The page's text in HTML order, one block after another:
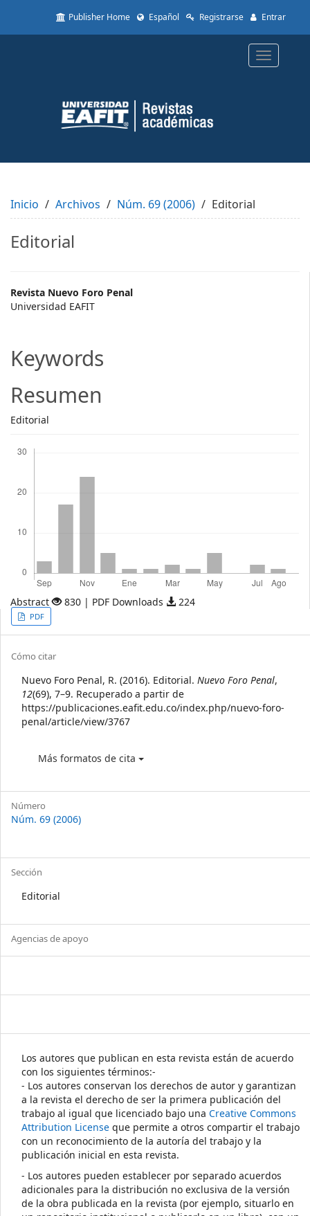
to
Content
Sidebar
Publisher Home Español Registrarse Entrar
Toggle
Inicio Archivos Núm. 69 (2006) Editorial
Editorial
Main
Article
Revista Nuevo Foro Penal
Universidad EAFIT
Keywords
Resumen
Editorial
Abstract 830 | PDF Downloads 224
Article
Sidebar
PDF
Article
Details
Cómo citar
Nuevo Foro Penal, R. (2016). Editorial. Nuevo Foro Penal,
12(69), 7–9. Recuperado a partir de
https://publicaciones.eafit.edu.co/index.php/nuevo-foro-
penal/article/view/3767
Más formatos de cita
Número
Núm. 69 (2006)
Sección
Editorial
Agencias de apoyo
Los autores que publican en esta revista están de acuerdo
con los siguientes términos:-
- Los autores conservan los derechos de autor y garantizan
a la revista el derecho de ser la primera publicación del
trabajo al igual que licenciado bajo una Creative Commons
Attribution License que permite a otros compartir el trabajo
con un reconocimiento de la autoría del trabajo y la
publicación inicial en esta revista.
- Los autores pueden establecer por separado acuerdos
adicionales para la distribución no exclusiva de la versión
de la obra publicada en la revista (por ejemplo, situarlo en